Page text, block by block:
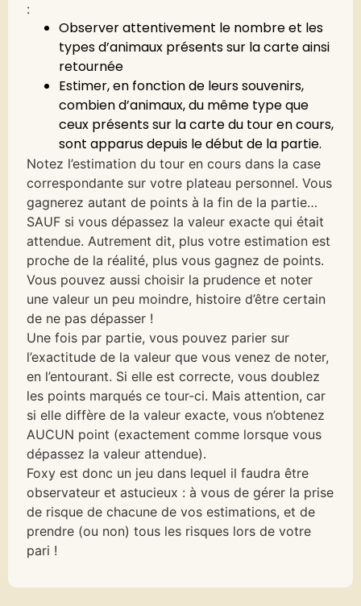
:
Observer attentivement le nombre et les
types d’animaux présents sur la carte ainsi
retournée
Estimer, en fonction de leurs souvenirs,
combien d’animaux, du même type que
ceux présents sur la carte du tour en cours,
sont apparus depuis le début de la partie.
Notez l’estimation du tour en cours dans la case
correspondante sur votre plateau personnel. Vous
gagnerez autant de points à la fin de la partie…
SAUF si vous dépassez la valeur exacte qui était
attendue. Autrement dit, plus votre estimation est
proche de la réalité, plus vous gagnez de points.
Vous pouvez aussi choisir la prudence et noter
une valeur un peu moindre, histoire d’être certain
de ne pas dépasser !
Une fois par partie, vous pouvez parier sur
l’exactitude de la valeur que vous venez de noter,
en l’entourant. Si elle est correcte, vous doublez
les points marqués ce tour-ci. Mais attention, car
si elle diffère de la valeur exacte, vous n’obtenez
AUCUN point (exactement comme lorsque vous
dépassez la valeur attendue).
Foxy est donc un jeu dans lequel il faudra être
observateur et astucieux : à vous de gérer la prise
de risque de chacune de vos estimations, et de
prendre (ou non) tous les risques lors de votre
pari !